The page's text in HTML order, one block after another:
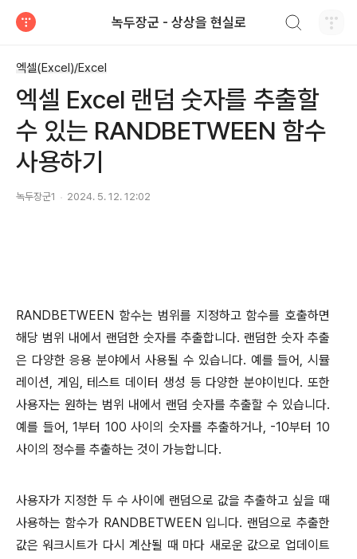
녹두장군 - 상상을 현실로
엑셀(Excel)/Excel
엑셀 Excel 랜덤 숫자를 추출할
수 있는 RANDBETWEEN 함수
사용하기
녹두장군1 2024. 5. 12. 12:02
RANDBETWEEN 함수는 범위를 지정하고 함수를 호출하면
해당 범위 내에서 랜덤한 숫자를 추출합니다. 랜덤한 숫자 추출
은 다양한 응용 분야에서 사용될 수 있습니다. 예를 들어, 시뮬
레이션, 게임, 테스트 데이터 생성 등 다양한 분야이빈다. 또한
사용자는 원하는 범위 내에서 랜덤 숫자를 추출할 수 있습니다.
예를 들어, 1부터 100 사이의 숫자를 추출하거나, -10부터 10
사이의 정수를 추출하는 것이 가능합니다.
사용자가 지정한 두 수 사이에 랜덤으로 값을 추출하고 싶을 때
사용하는 함수가 RANDBETWEEN 입니다. 랜덤으로 추출한
값은 워크시트가 다시 계산될 때 마다 새로운 값으로 업데이트